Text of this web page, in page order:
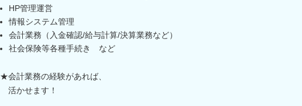
HP管理運営
情報システム管理
会計業務（入金確認/給与計算/決算業務など）
社会保険等各種手続き など
★会計業務の経験があれば、
活かせます！